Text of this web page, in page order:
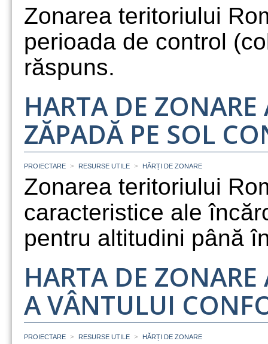
Zonarea teritoriului
perioada de control
răspuns.
HARTA DE
ZĂPADĂ PE SOL
PROIECTARE > RESURSE UTILE > HĂRȚI DE ZONARE
Zonarea teritoriului
caracteristice ale
pentru altitudini până
HARTA DE
A VÂNTULUI
PROIECTARE > RESURSE UTILE > HĂRȚI DE ZONARE